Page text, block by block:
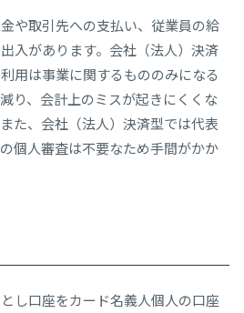
や取引先への支払い、従業員の給
入があります。会社（法人）決済
用は事業に関するもののみになる
り、会計上のミスが起きにくくな
た、会社（法人）決済型では代表
個人審査は不要なため手間がかか
し口座をカード名義人個人の口座